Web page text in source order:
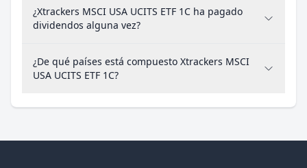
¿Xtrackers MSCI USA UCITS ETF 1C ha pagado
dividendos alguna vez?
¿De qué países está compuesto Xtrackers MSCI
USA UCITS ETF 1C?